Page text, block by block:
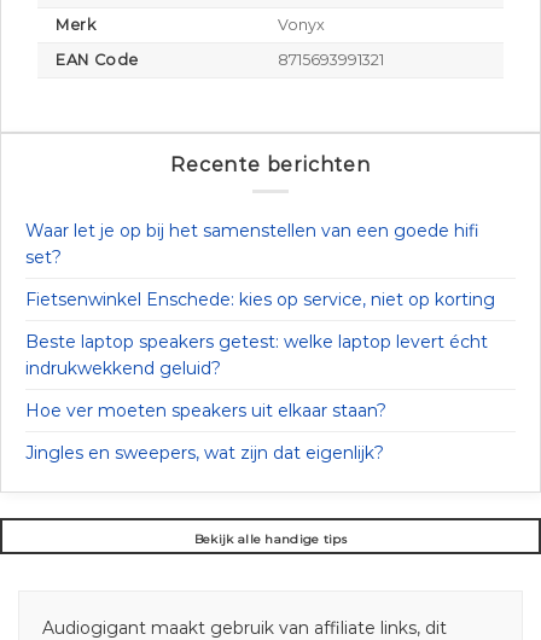
Merk
Vonyx
EAN Code
8715693991321
Recente berichten
Waar let je op bij het samenstellen van een goede hifi
set?
Fietsenwinkel Enschede: kies op service, niet op korting
Beste laptop speakers getest: welke laptop levert écht
indrukwekkend geluid?
Hoe ver moeten speakers uit elkaar staan?
Jingles en sweepers, wat zijn dat eigenlijk?
Bekijk alle handige tips
Audiogigant maakt gebruik van affiliate links, dit